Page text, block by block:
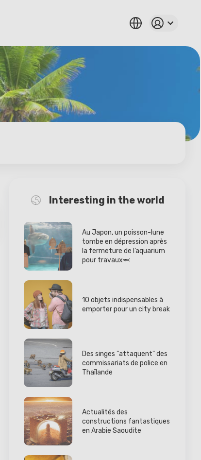
Interesting in the world
Au Japon, un poisson-lune
tombe en dépression après
la fermeture de l’aquarium
pour travaux🦈
10 objets indispensables à
emporter pour un city break
Des singes "attaquent" des
commissariats de police en
Thaïlande
Actualités des
constructions fantastiques
en Arabie Saoudite